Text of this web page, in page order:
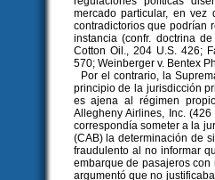
mercado particular, en
contradictorios que podrían
instancia (confr. doctrina
Cotton Oil., 204 U.S. 426;
570; Weinberger v. Bentex
Por el contrario, la
principio de la jurisdicción
es ajena al régimen
Allegheny Airlines, Inc.
correspondía someter a la
(CAB) la determinación de
fraudulento al no informar
embarque de pasajeros
argumentó que no